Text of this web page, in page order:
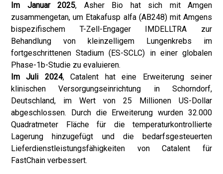
Im Januar 2025, Asher Bio hat sich mit Amgen
zusammengetan, um Etakafusp alfa (AB248) mit Amgens
bispezifischem T-Zell-Engager IMDELLTRA zur
Behandlung von kleinzelligem Lungenkrebs im
fortgeschrittenen Stadium (ES-SCLC) in einer globalen
Phase-1b-Studie zu evaluieren.
Im Juli 2024, Catalent hat eine Erweiterung seiner
klinischen Versorgungseinrichtung in Schorndorf,
Deutschland, im Wert von 25 Millionen US-Dollar
abgeschlossen. Durch die Erweiterung wurden 32.000
Quadratmeter Fläche für die temperaturkontrollierte
Lagerung hinzugefügt und die bedarfsgesteuerten
Lieferdienstleistungsfähigkeiten von Catalent für
FastChain verbessert.